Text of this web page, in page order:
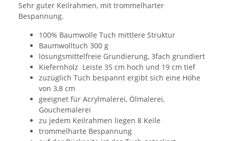
Sehr guter Keilrahmen, mit trommelharter
Bespannung.
100% Baumwolle Tuch mittlere Struktur
Baumwolltuch 300 g
lösungsmittelfreie Grundierung, 3fach grundiert
Kiefernholz Leiste 35 cm hoch und 19 cm tief
zuzüglich Tuch bespannt ergibt sich eine Höhe
von 3,8 cm
geeignet für Acrylmalerei, Ölmalerei,
Gouchemalerei
zu jedem Keilrahmen liegen 8 Keile
trommelharte Bespannung